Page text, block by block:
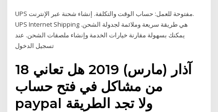
UPS مفتوحة للعمل: حساب الوقت والتكلفة. إنشاء شحنة عبر الإنترنت.
UPS Internet Shipping هي طريقة سريعة وملائمة لجدولة الشحن.
يمكنك بسهولة مقارنة خيارات الخدمة وإنشاء ملصقات الشحن. عند
تسجيل الدخول
18 آذار (مارس) 2019 هل تعاني
من مشاكل في فتح حساب
paypal ولا تجد الطريقة